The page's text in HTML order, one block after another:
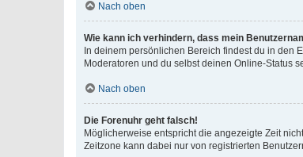
Nach oben
Wie kann ich verhindern, dass mein
In deinem persönlichen Bereich findest du in den
Moderatoren und du selbst deinen Online-Status
Nach oben
Die Forenuhr geht falsch!
Möglicherweise entspricht die angezeigte Zeit
Zeitzone kann dabei nur von registrierten